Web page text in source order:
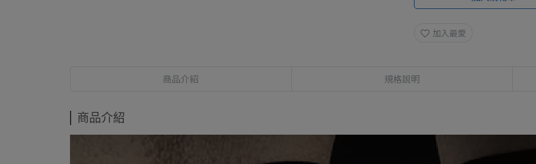
加入最愛
商品介紹 規格說明
商品介紹